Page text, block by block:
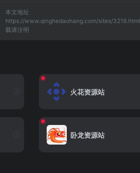
本文地址
https://www.qinghedaohang.com/sites/
载请注明
火花资源站
卧龙资源站